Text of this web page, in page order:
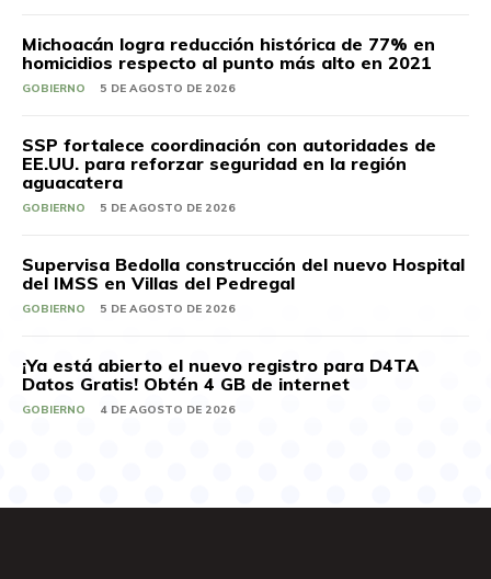
Michoacán logra reducción histórica de 77% en
homicidios respecto al punto más alto en 2021
GOBIERNO 5 DE AGOSTO DE 2026
SSP fortalece coordinación con autoridades de
EE.UU. para reforzar seguridad en la región
aguacatera
GOBIERNO 5 DE AGOSTO DE 2026
Supervisa Bedolla construcción del nuevo Hospital
del IMSS en Villas del Pedregal
GOBIERNO 5 DE AGOSTO DE 2026
¡Ya está abierto el nuevo registro para D4TA
Datos Gratis! Obtén 4 GB de internet
GOBIERNO 4 DE AGOSTO DE 2026